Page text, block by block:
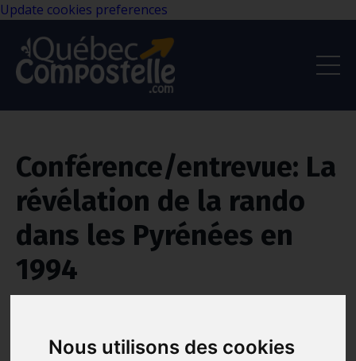
Nous utilisons des cookies
Update cookies preferences
Conférence/entrevue: La
révélation de la rando
dans les Pyrénées en
1994
Feb 22, 2021